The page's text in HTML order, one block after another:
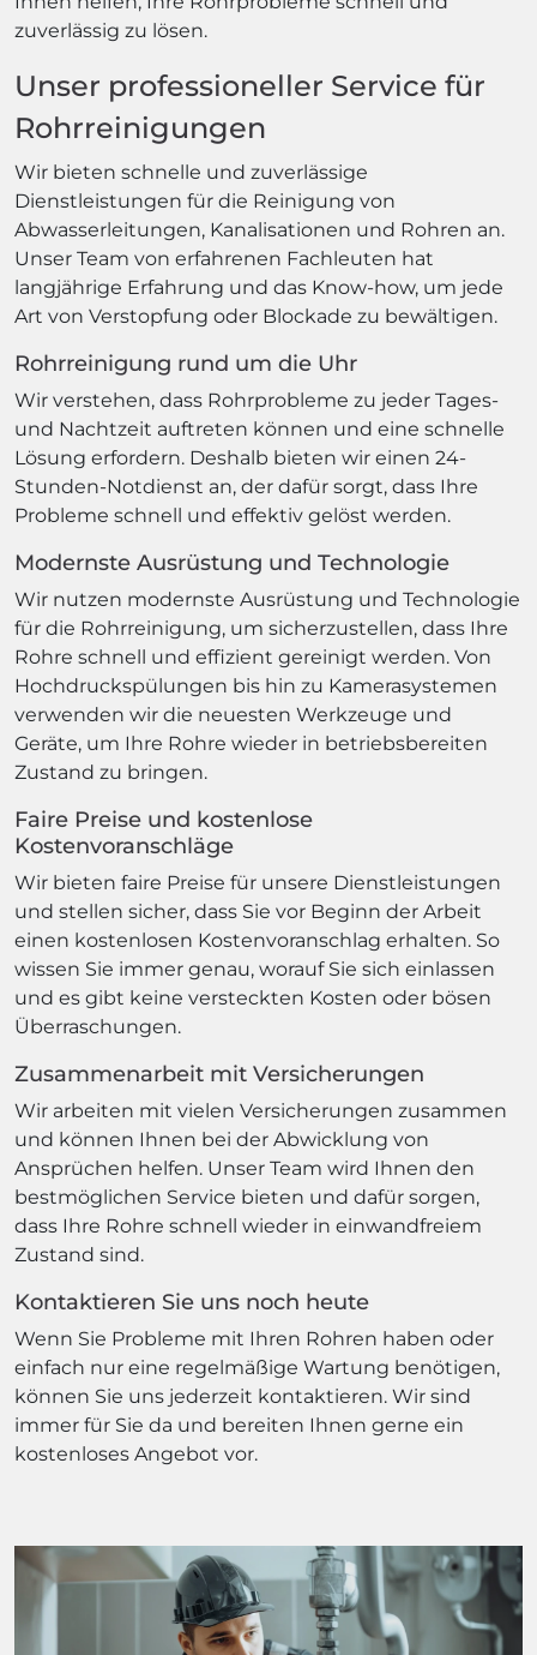
zuverlässig zu lösen.
Unser professioneller Service für
Rohrreinigungen
Wir bieten schnelle und zuverlässige
Dienstleistungen für die Reinigung von
Abwasserleitungen, Kanalisationen und Rohren an.
Unser Team von erfahrenen Fachleuten hat
langjährige Erfahrung und das Know-how, um jede
Art von Verstopfung oder Blockade zu bewältigen.
Rohrreinigung rund um die Uhr
Wir verstehen, dass Rohrprobleme zu jeder Tages-
und Nachtzeit auftreten können und eine schnelle
Lösung erfordern. Deshalb bieten wir einen 24-
Stunden-Notdienst an, der dafür sorgt, dass Ihre
Probleme schnell und effektiv gelöst werden.
Modernste Ausrüstung und Technologie
Wir nutzen modernste Ausrüstung und Technologie
für die Rohrreinigung, um sicherzustellen, dass Ihre
Rohre schnell und effizient gereinigt werden. Von
Hochdruckspülungen bis hin zu Kamerasystemen
verwenden wir die neuesten Werkzeuge und
Geräte, um Ihre Rohre wieder in betriebsbereiten
Zustand zu bringen.
Faire Preise und kostenlose
Kostenvoranschläge
Wir bieten faire Preise für unsere Dienstleistungen
und stellen sicher, dass Sie vor Beginn der Arbeit
einen kostenlosen Kostenvoranschlag erhalten. So
wissen Sie immer genau, worauf Sie sich einlassen
und es gibt keine versteckten Kosten oder bösen
Überraschungen.
Zusammenarbeit mit Versicherungen
Wir arbeiten mit vielen Versicherungen zusammen
und können Ihnen bei der Abwicklung von
Ansprüchen helfen. Unser Team wird Ihnen den
bestmöglichen Service bieten und dafür sorgen,
dass Ihre Rohre schnell wieder in einwandfreiem
Zustand sind.
Kontaktieren Sie uns noch heute
Wenn Sie Probleme mit Ihren Rohren haben oder
einfach nur eine regelmäßige Wartung benötigen,
können Sie uns jederzeit kontaktieren. Wir sind
immer für Sie da und bereiten Ihnen gerne ein
kostenloses Angebot vor.